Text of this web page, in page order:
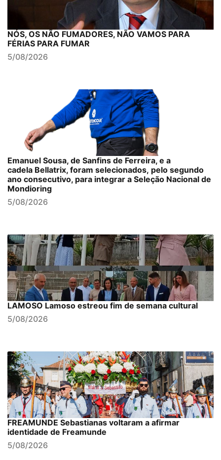
NÓS, OS NÃO FUMADORES, NÃO VAMOS PARA
FÉRIAS PARA FUMAR
5/08/2026
Emanuel Sousa, de Sanfins de Ferreira, e a
cadela Bellatrix, foram selecionados, pelo segundo
ano consecutivo, para integrar a Seleção Nacional de
Mondioring
5/08/2026
LAMOSO Lamoso estreou fim de semana cultural
5/08/2026
FREAMUNDE Sebastianas voltaram a afirmar
identidade de Freamunde
5/08/2026